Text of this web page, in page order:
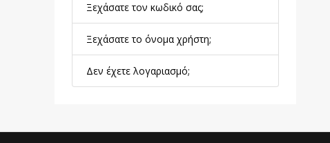
Ξεχάσατε τον κωδικό σας;
Ξεχάσατε το όνομα χρήστη;
Δεν έχετε λογαριασμό;